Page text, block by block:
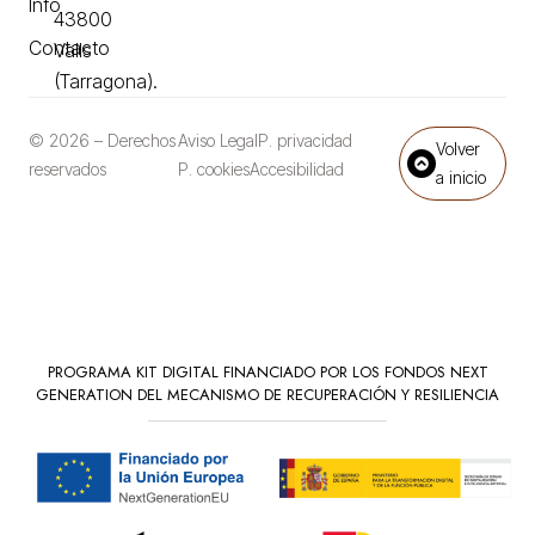
43800
Valls
(Tarragona).
Info
Contacto
© 2026 – Derechos
reservados
Aviso LegalP. privacidad
P. cookiesAccesibilidad
Volver
a inicio
PROGRAMA KIT DIGITAL FINANCIADO POR LOS FONDOS NEXT
GENERATION DEL MECANISMO DE RECUPERACIÓN Y RESILIENCIA